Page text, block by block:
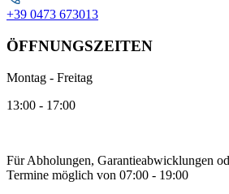
+39 0473 673013
ÖFFNUNGSZEITEN
Montag - Freitag
13:00 - 17:00
Für Abholungen, Garantieabwicklungen
Termine möglich von 07:00 - 19:00